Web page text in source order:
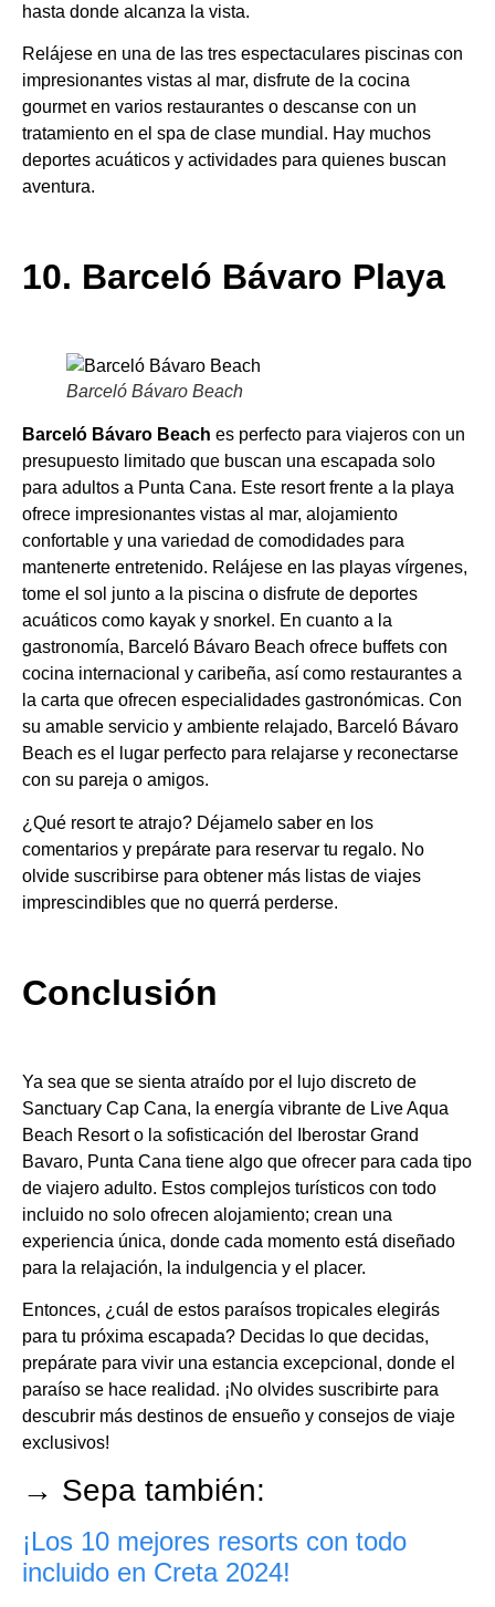
hasta donde alcanza la vista.
Relájese en una de las tres espectaculares piscinas con
impresionantes vistas al mar, disfrute de la cocina
gourmet en varios restaurantes o descanse con un
tratamiento en el spa de clase mundial. Hay muchos
deportes acuáticos y actividades para quienes buscan
aventura.
10. Barceló Bávaro Playa
Barceló Bávaro Beach
Barceló Bávaro Beach es perfecto para viajeros con un
presupuesto limitado que buscan una escapada solo
para adultos a Punta Cana. Este resort frente a la playa
ofrece impresionantes vistas al mar, alojamiento
confortable y una variedad de comodidades para
mantenerte entretenido. Relájese en las playas vírgenes,
tome el sol junto a la piscina o disfrute de deportes
acuáticos como kayak y snorkel. En cuanto a la
gastronomía, Barceló Bávaro Beach ofrece buffets con
cocina internacional y caribeña, así como restaurantes a
la carta que ofrecen especialidades gastronómicas. Con
su amable servicio y ambiente relajado, Barceló Bávaro
Beach es el lugar perfecto para relajarse y reconectarse
con su pareja o amigos.
¿Qué resort te atrajo? Déjamelo saber en los
comentarios y prepárate para reservar tu regalo. No
olvide suscribirse para obtener más listas de viajes
imprescindibles que no querrá perderse.
Conclusión
Ya sea que se sienta atraído por el lujo discreto de
Sanctuary Cap Cana, la energía vibrante de Live Aqua
Beach Resort o la sofisticación del Iberostar Grand
Bavaro, Punta Cana tiene algo que ofrecer para cada tipo
de viajero adulto. Estos complejos turísticos con todo
incluido no solo ofrecen alojamiento; crean una
experiencia única, donde cada momento está diseñado
para la relajación, la indulgencia y el placer.
Entonces, ¿cuál de estos paraísos tropicales elegirás
para tu próxima escapada? Decidas lo que decidas,
prepárate para vivir una estancia excepcional, donde el
paraíso se hace realidad. ¡No olvides suscribirte para
descubrir más destinos de ensueño y consejos de viaje
exclusivos!
→ Sepa también:
¡Los 10 mejores resorts con todo
incluido en Creta 2024!